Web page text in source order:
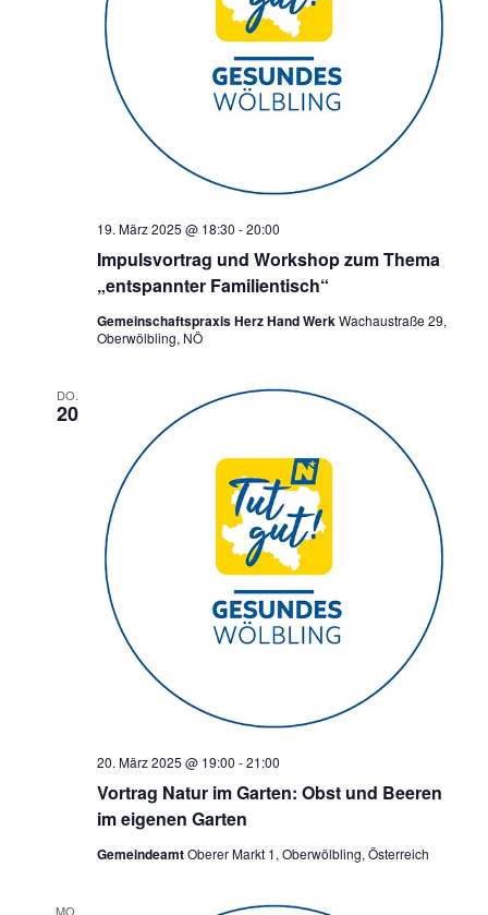
Impulsvortrag und Workshop zum Thema
„entspannter Familientisch“
19. März 2025 @ 18:30 -20:00
Gemeinschaftspraxis Herz Hand WerkWachaustraße 29,
Oberwölbling, NÖ
DO.
20
Vortrag Natur im Garten: Obst und Beeren
im eigenen Garten
20. März 2025 @ 19:00 -21:00
GemeindeamtOberer Markt 1, Oberwölbling, Österreich
MO.